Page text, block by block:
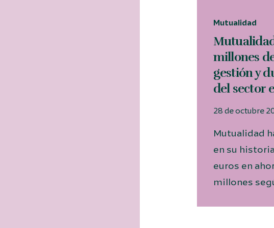
Mutualidad
millones
gestión y
del sector
28 de octubre
Mutualidad
en su
euros en
millones